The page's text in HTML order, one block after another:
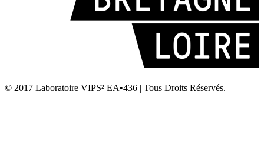
© 2017 Laboratoire VIPS² EA•436 | Tous Droits Réservés.